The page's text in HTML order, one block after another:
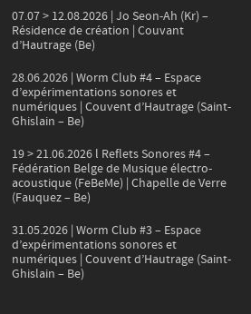
07.07 > 12.08.2026 | Jo Seon-Ah (Kr) –
Résidence de création | Couvant
d’Hautrage (Be)
28.06.2026 | Worm Club #4 – Espace
d’expérimentations sonores et
numériques | Couvent d’Hautrage (Saint-
Ghislain – Be)
19 > 21.06.2026 l Reflets Sonores #4 –
Fédération Belge de Musique électro-
acoustique (FeBeMe) | Chapelle de Verre
(Fauquez – Be)
31.05.2026 | Worm Club #3 – Espace
d’expérimentations sonores et
numériques | Couvent d’Hautrage (Saint-
Ghislain – Be)